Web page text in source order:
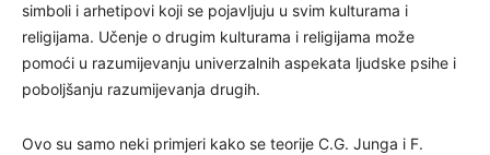
simboli i arhetipovi koji se pojavljuju u svim kulturama i
religijama. Učenje o drugim kulturama i religijama može
pomoći u razumijevanju univerzalnih aspekata ljudske psihe i
poboljšanju razumijevanja drugih.
Ovo su samo neki primjeri kako se teorije C.G. Junga i F.